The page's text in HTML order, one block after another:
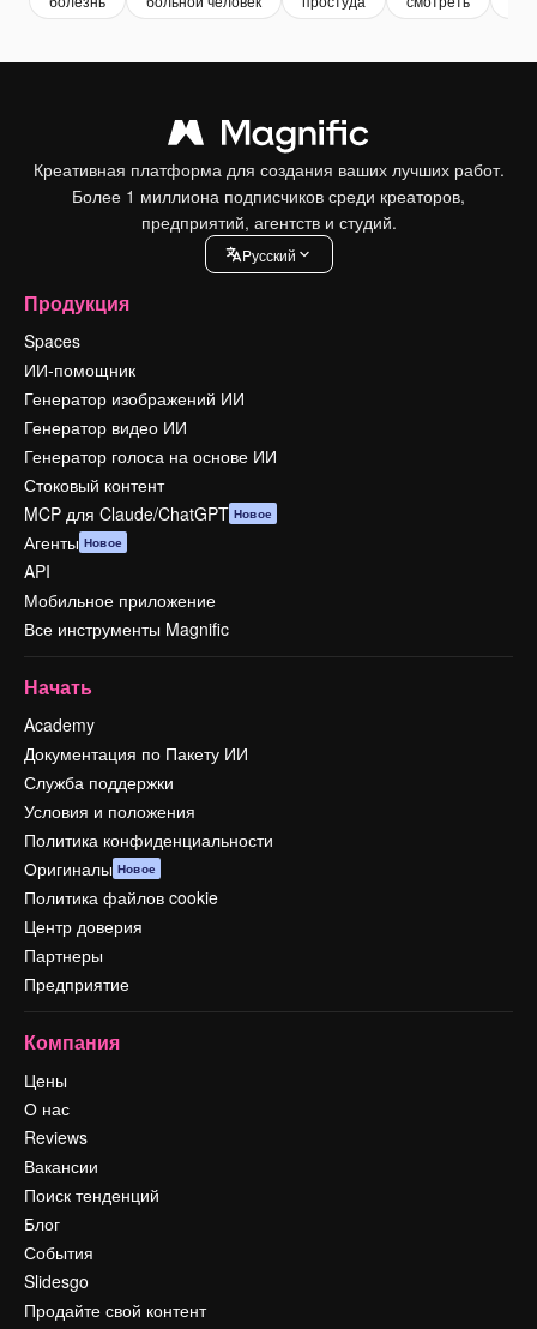
Креативная платформа для создания ваших лучших работ.
Более 1 миллиона подписчиков среди креаторов,
предприятий, агентств и студий.
Pусский
Продукция
Spaces
ИИ-помощник
Генератор изображений ИИ
Генератор видео ИИ
Генератор голоса на основе ИИ
Стоковый контент
MCP для Claude/ChatGPT Новое
Агенты Новое
API
Мобильное приложение
Все инструменты Magnific
Начать
Academy
Документация по Пакету ИИ
Служба поддержки
Условия и положения
Политика конфиденциальности
Оригиналы Новое
Политика файлов cookie
Центр доверия
Партнеры
Предприятие
Компания
Цены
О нас
Reviews
Вакансии
Поиск тенденций
Блог
События
Slidesgo
Продайте свой контент